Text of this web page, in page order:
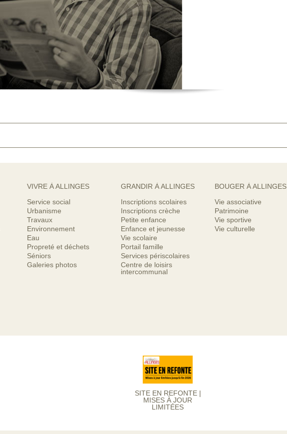
VIVRE À ALLINGES
Service social
Urbanisme
Travaux
Environnement
Eau
Propreté et déchets
Séniors
Galeries photos
GRANDIR À ALLINGES
Inscriptions scolaires
Inscriptions crèche
Petite enfance
Enfance et jeunesse
Vie scolaire
Portail famille
Services périscolaires
Centre de loisirs
intercommunal
BOUGER À ALLINGES
Vie associative
Patrimoine
Vie sportive
Vie culturelle
SITE EN REFONTE |
MISES À JOUR
LIMITÉES